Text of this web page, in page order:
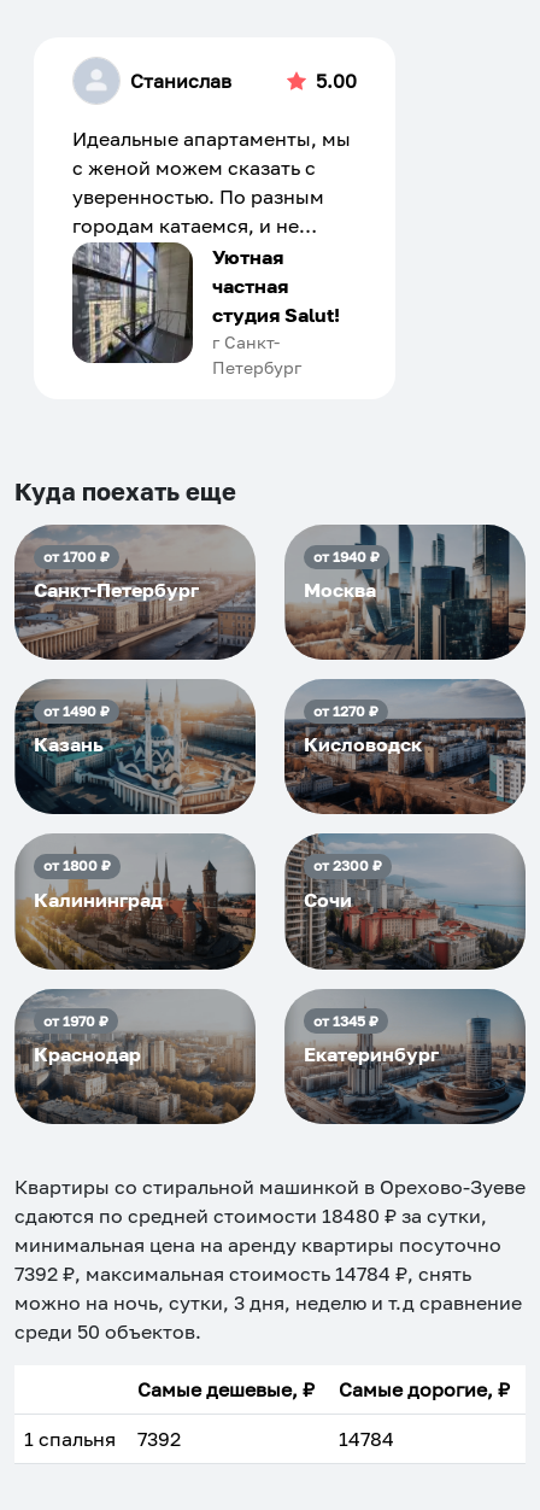
Станислав 5.00
Идеальные апартаменты, мы
с женой можем сказать с
уверенностью. По разным
городам катаемся, и не
только в России. Сервис на
отличном уровне. Хозяин
апартаментов доброй души
человек, всегда можно
договориться, подскажет
приезжать еще...
Уютная
частная
студия Salut!
г Санкт-
Петербург
Куда поехать еще
от1700₽
Санкт-Петербург
от1940₽
Москва
от1490₽
Казань
от1270₽
Кисловодск
от1800₽
Калининград
от2300₽
Сочи
от1970₽
Краснодар
от1345₽
Екатеринбург
Квартиры со стиральной машинкой в Орехово-Зуеве
сдаются по средней стоимости 18480 ₽ за сутки,
минимальная цена на аренду квартиры посуточно
7392 ₽, максимальная стоимость 14784 ₽, снять
можно на ночь, сутки, 3 дня, неделю и т.д сравнение
среди 50 объектов.
Самые дешевые, ₽ Самые дорогие, ₽
1 спальня 7392 14784